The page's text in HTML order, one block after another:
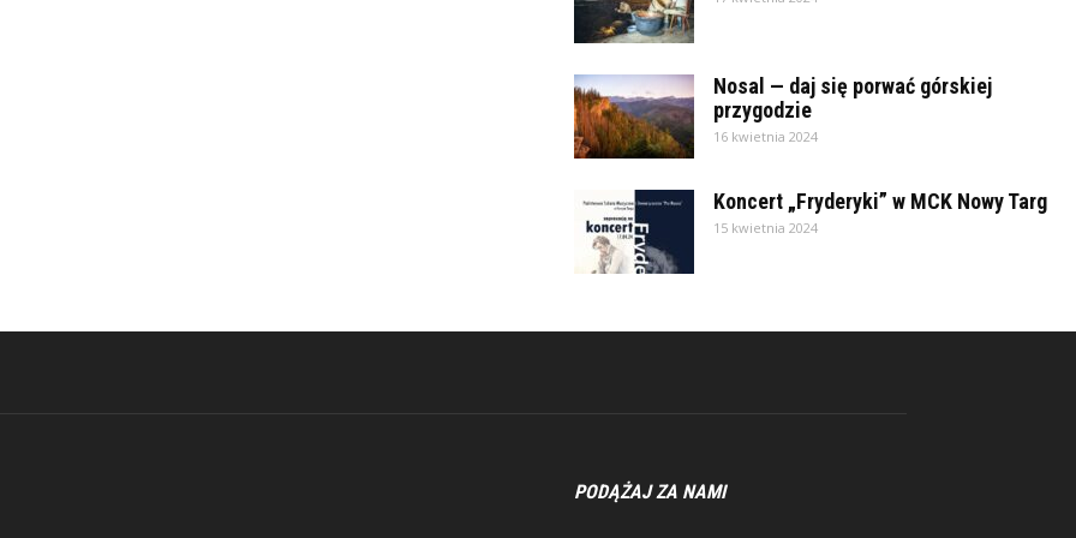
Nosal — daj się porwać górskiej
przygodzie
16 kwietnia 2024
Koncert „Fryderyki” w MCK Nowy Targ
15 kwietnia 2024
PODĄŻAJ ZA NAMI